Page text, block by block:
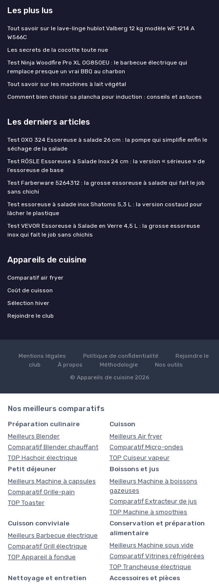
Les plus lus
Tout savoir sur le lave-linge hublot Valberg 12 kg modèle WF 1214 A
W566C
Les secrets de la cocotte toute nue
Test Ninja Woodfire Pro XL OG850EU : le barbecue électrique qui
remplace presque un vrai BBQ au charbon
Tout savoir sur les machines à lait végétal
Comment bien choisir sa plancha pour induction : conseils et astuces
Les derniers articles
Test OXO 324 Essoreuse à salade 26 cm : la pompe qui simplifie enfin le
séchage de la salade
Test RÖSLE Essoreuse à Salade Inox 24 cm : la version « sérieuse » de
l’essoreuse de base
Test Farberware 5264312 : la grosse essoreuse à salade qui fait le job
sans chichi
Test essoreuse à salade inox Shatomo 5,3 L : la version costaud pour
lâcher le plastique
Test VEVOR Essoreuse à Salade en Verre 4,5 L : la grosse essoreuse
inox qui fait le job sans chichis
Appareils de cuisine
Comparatif air fryer
Coût de cuisson
Sélection hiver
Rejoindre le club
Mentions légales Politique de confidentialité
Rejoindre le
club
À propos Méthodologie
Nos outils
© Appareils de cuisine 2026
Nos meilleurs comparatifs
Préparation culinaire
Meilleurs Blender
Comparatif Blender chauffant
TOP Hachoir électrique
Cuisson
Meilleurs Air fryer
Comparatif Micro-ondes
TOP Cuiseur vapeur
Petit déjeuner
Meilleurs Machine à capsules
Comparatif Grille-pain
TOP Toaster
Boissons et jus
Meilleurs Machine à boissons
gazeuses
Comparatif Extracteur de jus
TOP Machine à smoothies
Cuisson conviviale
Meilleurs Barbecue électrique
Comparatif Grill électrique
TOP Appareil à fondue
Conservation et préparation
alimentaire
Meilleurs Machine sous vide
Comparatif Vitrines réfrigérées
TOP Trancheuse électrique
Nettoyage et entretien Accessoires et pièces